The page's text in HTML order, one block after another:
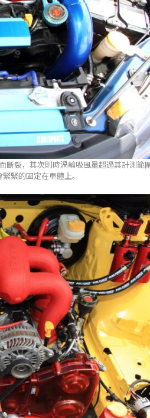
斷裂，其次則時渦輪吸風量超過其計測範
緊的固定在車體上。